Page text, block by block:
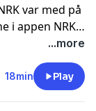
var med på
i appen NRK
...more
18min Play